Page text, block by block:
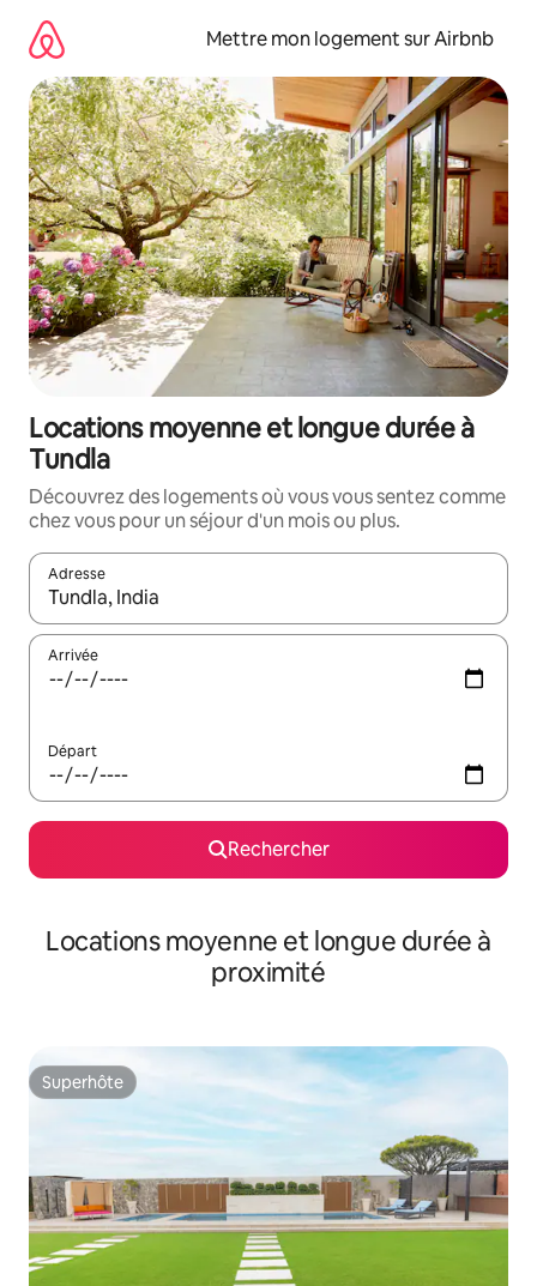
directement
contenu
Mettre mon logement sur Airbnb
Locations moyenne et longue durée à
Tundla
Découvrez des logements où vous vous sentez comme
chez vous pour un séjour d'un mois ou plus.
Adresse
Lorsque les résultats s'affichent, utilisez les flèches vers le
Arrivée
Départ
Rechercher
Locations moyenne et longue durée à
proximité
Superhôte
Superhôte